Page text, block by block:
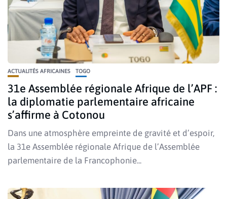
ACTUALITÉS AFRICAINES TOGO
31e Assemblée régionale Afrique de l’APF :
la diplomatie parlementaire africaine
s’affirme à Cotonou
Dans une atmosphère empreinte de gravité et d’espoir,
la 31e Assemblée régionale Afrique de l’Assemblée
parlementaire de la Francophonie...